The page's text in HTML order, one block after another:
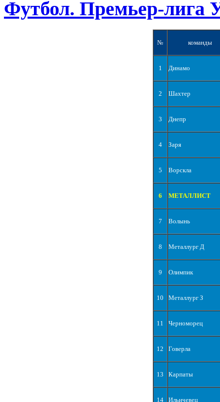
Футбол. Премьер-лига
№ команды
1 Динамо
2 Шахтер
3 Днепр
4 Заря
5 Ворскла
6 МЕТАЛЛИСТ
7 Волынь
8 Металлург Д
9 Олимпик
10 Металлург З
11 Черноморец
12 Говерла
13 Карпаты
14 Ильичевец